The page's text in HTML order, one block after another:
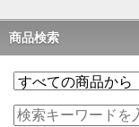
商品検索